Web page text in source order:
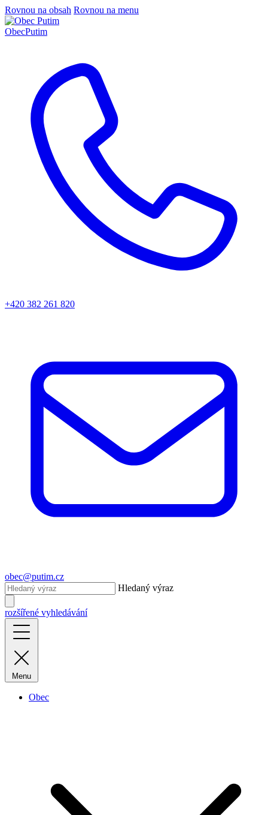
Rovnou na obsah Rovnou na menu
ObecPutim
+420 382 261 820
obec@putim.cz
Hledaný výraz
rozšířené vyhledávání
Menu
Obec